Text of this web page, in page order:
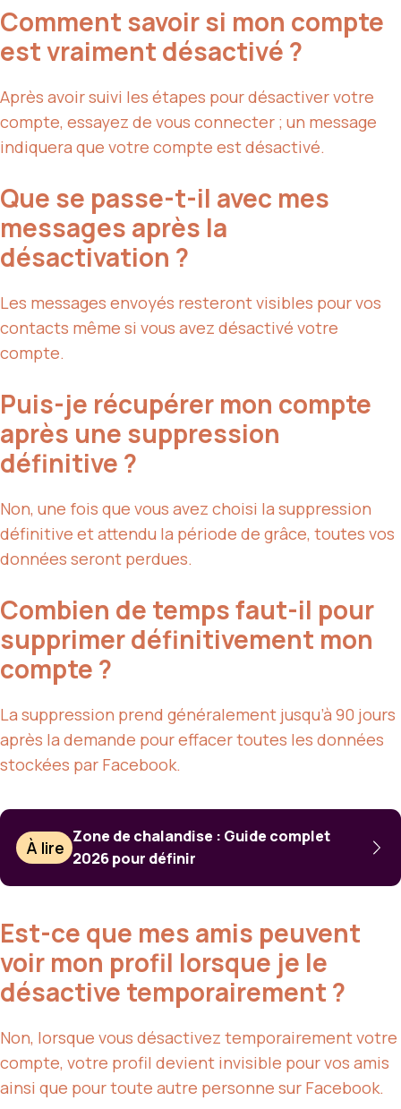
Comment savoir si mon compte
est vraiment désactivé ?
Après avoir suivi les étapes pour désactiver votre
compte, essayez de vous connecter ; un message
indiquera que votre compte est désactivé.
Que se passe-t-il avec mes
messages après la
désactivation ?
Les messages envoyés resteront visibles pour vos
contacts même si vous avez désactivé votre
compte.
Puis-je récupérer mon compte
après une suppression
définitive ?
Non, une fois que vous avez choisi la suppression
définitive et attendu la période de grâce, toutes vos
données seront perdues.
Combien de temps faut-il pour
supprimer définitivement mon
compte ?
La suppression prend généralement jusqu’à 90 jours
après la demande pour effacer toutes les données
stockées par Facebook.
À lire
Zone de chalandise : Guide complet
2026 pour définir
Est-ce que mes amis peuvent
voir mon profil lorsque je le
désactive temporairement ?
Non, lorsque vous désactivez temporairement votre
compte, votre profil devient invisible pour vos amis
ainsi que pour toute autre personne sur Facebook.